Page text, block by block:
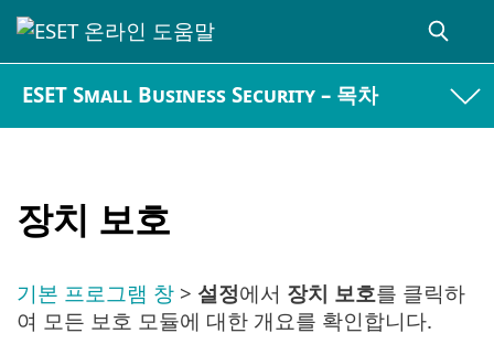
ESET Small Business Security – 목차
장치 보호
기본 프로그램 창 > 설정에서 장치 보호를 클릭하
여 모든 보호 모듈에 대한 개요를 확인합니다.